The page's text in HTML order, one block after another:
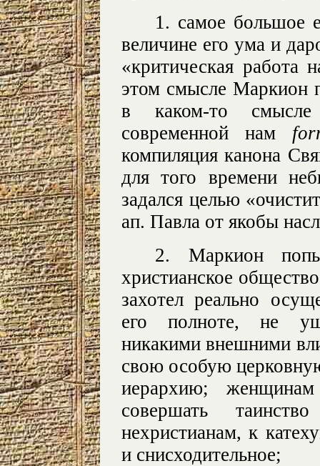
1. самое большое
величине его ума и
«критическая работа
этом смысле Маркион
в каком-то смысле
современной нам
компиляция канона
для того времени
задался целью
ап. Павла от якобы
2. Маркион
христианское
захотел реально
его полноте, не
никакими внешними
свою особую
иерархию;
совершать
нехристианам, к
и снисходительное;